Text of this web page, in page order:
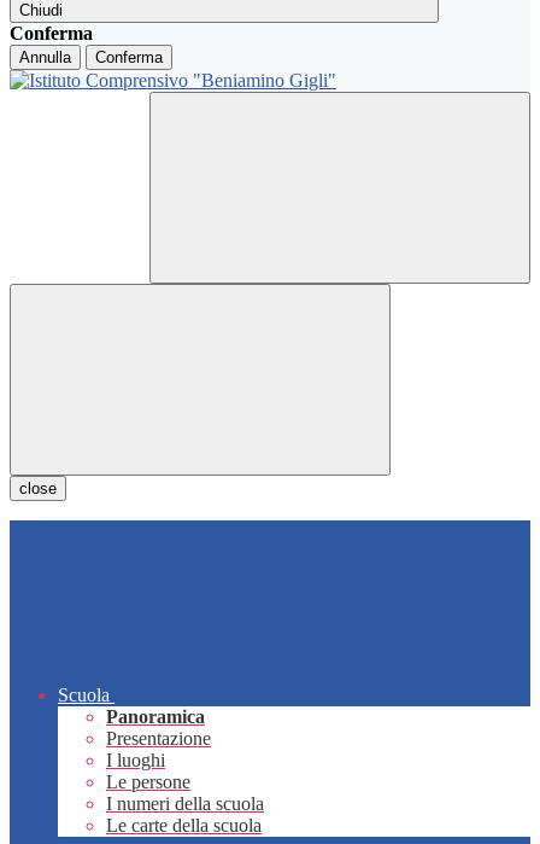
Chiudi
Conferma
Annulla Conferma
close
Scuola
Panoramica
Presentazione
I luoghi
Le persone
I numeri della scuola
Le carte della scuola